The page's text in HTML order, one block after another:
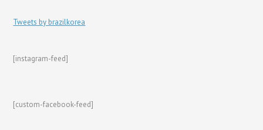
Tweets by brazilkorea
[instagram-feed]
[custom-facebook-feed]